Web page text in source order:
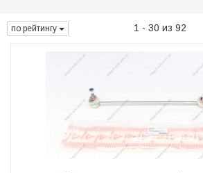
по рейтингу 1 - 30 из 92